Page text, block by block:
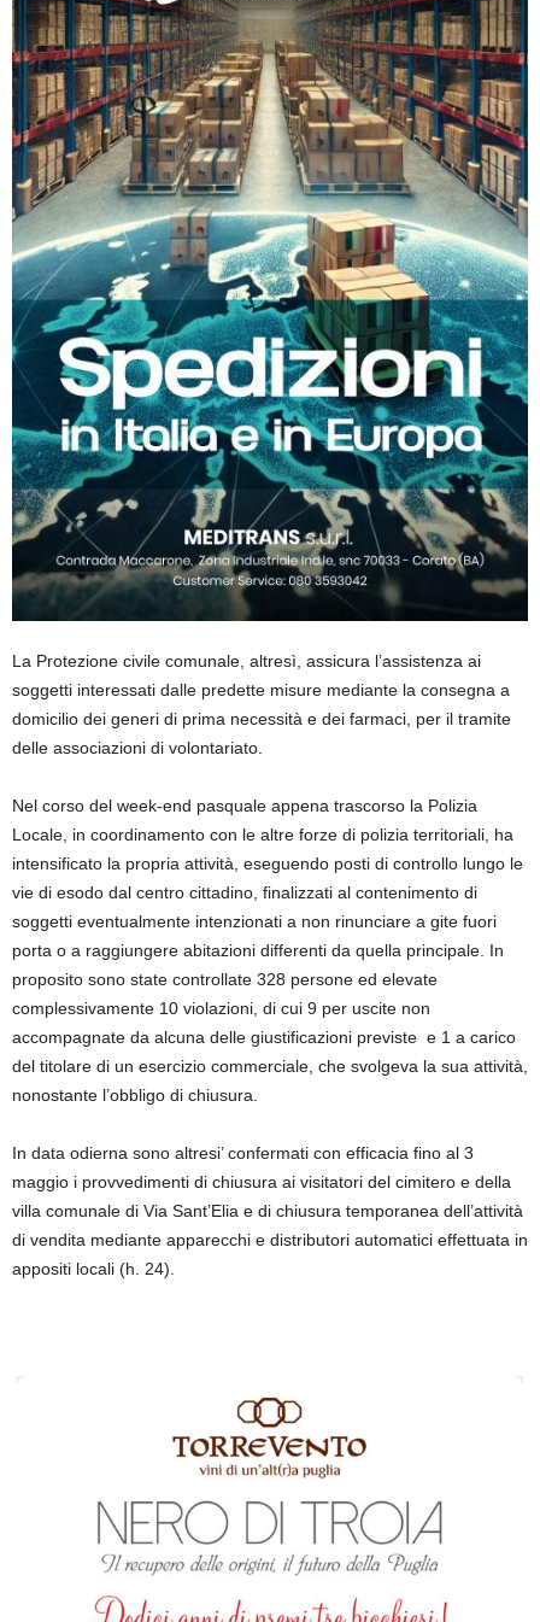
La Protezione civile comunale, altresì, assicura l’assistenza ai
soggetti interessati dalle predette misure mediante la consegna a
domicilio dei generi di prima necessità e dei farmaci, per il tramite
delle associazioni di volontariato.
Nel corso del week-end pasquale appena trascorso la Polizia
Locale, in coordinamento con le altre forze di polizia territoriali, ha
intensificato la propria attività, eseguendo posti di controllo lungo le
vie di esodo dal centro cittadino, finalizzati al contenimento di
soggetti eventualmente intenzionati a non rinunciare a gite fuori
porta o a raggiungere abitazioni differenti da quella principale. In
proposito sono state controllate 328 persone ed elevate
complessivamente 10 violazioni, di cui 9 per uscite non
accompagnate da alcuna delle giustificazioni previste e 1 a carico
del titolare di un esercizio commerciale, che svolgeva la sua attività,
nonostante l’obbligo di chiusura.
In data odierna sono altresi’ confermati con efficacia fino al 3
maggio i provvedimenti di chiusura ai visitatori del cimitero e della
villa comunale di Via Sant’Elia e di chiusura temporanea dell’attività
di vendita mediante apparecchi e distributori automatici effettuata in
appositi locali (h. 24).